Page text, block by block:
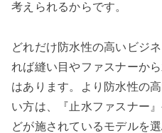
考えられるからです。
どれだけ防水性の高いビジ
れば縫い目やファスナーか
はあります。より防水性の
い方は、『止水ファスナー
どが施されているモデルを